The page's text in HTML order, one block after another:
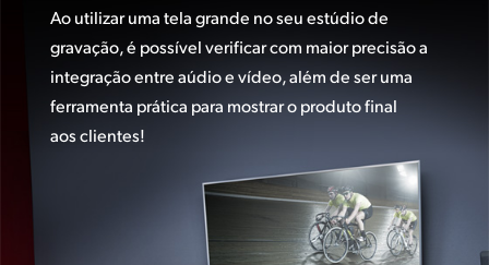
Ao utilizar uma tela grande no seu estúdio de
gravação, é possível verificar com maior precisão a
integração entre aúdio e vídeo, além de ser uma
ferramenta prática para mostrar o produto final
aos clientes!